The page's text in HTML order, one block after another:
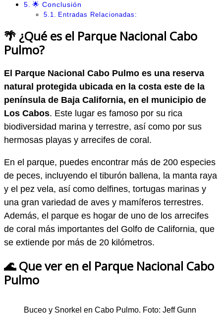
🌟 Conclusión
Entradas Relacionadas:
🌴 ¿Qué es el Parque Nacional Cabo
Pulmo?
El Parque Nacional Cabo Pulmo es una reserva
natural protegida ubicada en la costa este de la
península de Baja California, en el municipio de
Los Cabos. Este lugar es famoso por su rica
biodiversidad marina y terrestre, así como por sus
hermosas playas y arrecifes de coral.
En el parque, puedes encontrar más de 200 especies
de peces, incluyendo el tiburón ballena, la manta raya
y el pez vela, así como delfines, tortugas marinas y
una gran variedad de aves y mamíferos terrestres.
Además, el parque es hogar de uno de los arrecifes
de coral más importantes del Golfo de California, que
se extiende por más de 20 kilómetros.
🌊 Que ver en el Parque Nacional Cabo
Pulmo
Buceo y Snorkel en Cabo Pulmo. Foto: Jeff Gunn